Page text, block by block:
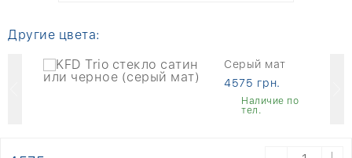
Другие цвета:
Серый мат
4575 грн.
Наличие по
тел.